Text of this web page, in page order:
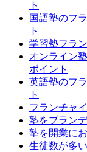
ト
国語塾のフ
ト
学習塾フラ
オンライン
ポイント
英語塾のフ
ト
フランチャ
塾をブラン
塾を開業に
生徒数が多